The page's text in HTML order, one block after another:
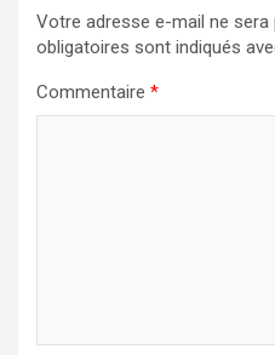
Votre adresse e-mail ne sera
obligatoires sont indiqués
Commentaire *